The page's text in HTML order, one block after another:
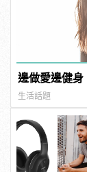
邊做愛邊健
生活話題